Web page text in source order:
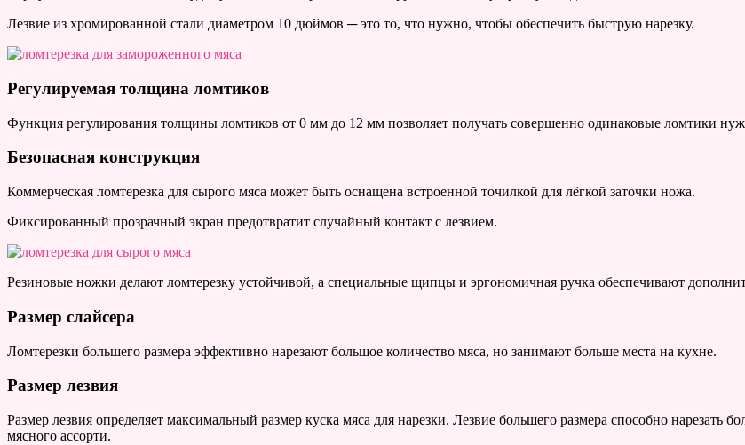
Лезвие из хромированной стали диаметром 10 дюймов ─ это то, что нужно, чтобы обеспечить быструю нарезку.
Регулируемая толщина ломтиков
Функция регулирования толщины ломтиков от 0 мм до 12 мм позволяет получать совершенно одинаковые ломтики
Безопасная конструкция
Коммерческая ломтерезка для сырого мяса может быть оснащена встроенной точилкой для лёгкой заточки ножа.
Фиксированный прозрачный экран предотвратит случайный контакт с лезвием.
Резиновые ножки делают ломтерезку устойчивой, а специальные щипцы и эргономичная ручка обеспечивают
Размер слайсера
Ломтерезки большего размера эффективно нарезают большое количество мяса, но занимают больше места на кухне.
Размер лезвия
Размер лезвия определяет максимальный размер куска мяса для нарезки. Лезвие большего размера способно нарезать
мясного ассорти.